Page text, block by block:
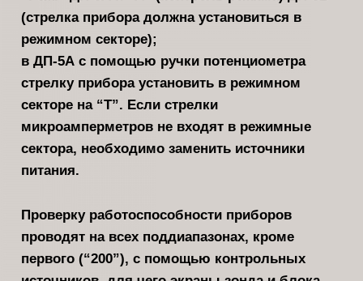
(стрелка прибора должна установиться в
режимном сек­торе);
в ДП-5А с помощью ручки по­тенциометра
стрелку прибора устано­вить в режимном
секторе на “Т”. Если стрелки
микроамперметров не входят в режимные
сектора, необходимо заме­нить источники
питания.
Проверку работоспособности при­боров
проводят на всех поддиапазонах, кроме
первого (“200”), с помощью кон­трольных